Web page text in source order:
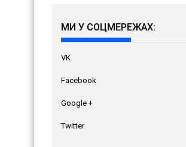
МИ У СОЦМЕРЕЖАХ:
VK
Facebook
Google +
Twitter